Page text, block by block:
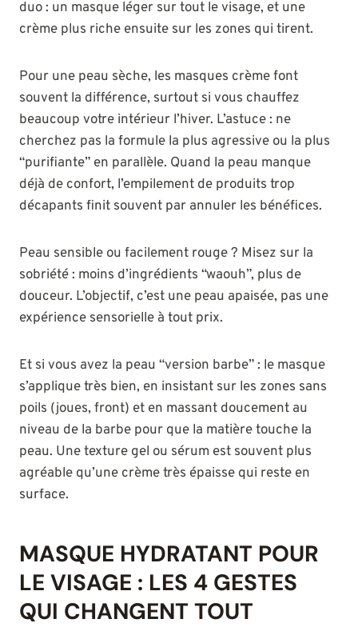
duo : un masque léger sur tout le visage, et une
crème plus riche ensuite sur les zones qui tirent.
Pour une peau sèche, les masques crème font
souvent la différence, surtout si vous chauffez
beaucoup votre intérieur l’hiver. L’astuce : ne
cherchez pas la formule la plus agressive ou la plus
“purifiante” en parallèle. Quand la peau manque
déjà de confort, l’empilement de produits trop
décapants finit souvent par annuler les bénéfices.
Peau sensible ou facilement rouge ? Misez sur la
sobriété : moins d’ingrédients “waouh”, plus de
douceur. L’objectif, c’est une peau apaisée, pas une
expérience sensorielle à tout prix.
Et si vous avez la peau “version barbe” : le masque
s’applique très bien, en insistant sur les zones sans
poils (joues, front) et en massant doucement au
niveau de la barbe pour que la matière touche la
peau. Une texture gel ou sérum est souvent plus
agréable qu’une crème très épaisse qui reste en
surface.
MASQUE HYDRATANT POUR
LE VISAGE : LES 4 GESTES
QUI CHANGENT TOUT